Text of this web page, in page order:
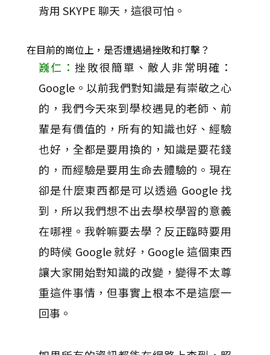
背用 SKYPE 聊天，這很可怕。
在目前的崗位上，是否遭遇過挫敗和打擊？
巍仁：挫敗很簡單、敵人非常明確：
Google。以前我們對知識是有崇敬之心
的，我們今天來到學校遇見的老師、前
輩是有價值的，所有的知識也好、經驗
也好，全都是要用換的，知識是要花錢
的，而經驗是要用生命去體驗的。現在
卻是什麼東西都是可以透過 Google 找
到，所以我們想不出去學校學習的意義
在哪裡。我幹嘛要去學？反正臨時要用
的時候 Google 就好，Google 這個東西
讓大家開始對知識的改變，變得不太尊
重這件事情，但事實上根本不是這麼一
回事。